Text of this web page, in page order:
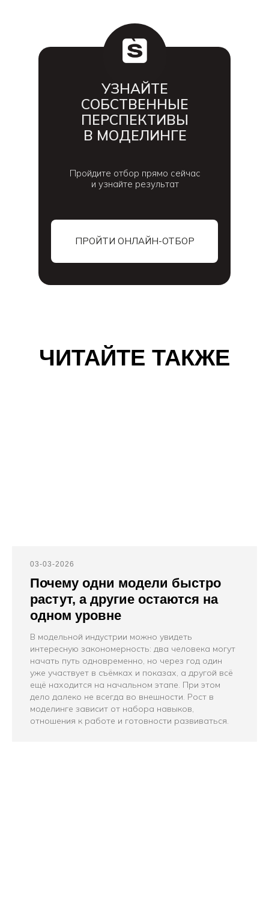
Пройдите отбор прямо сейчас
и узнайте результат
ПРОЙТИ ОНЛАЙН-ОТБОР
УЗНАЙТЕ
СОБСТВЕННЫЕ
ПЕРСПЕКТИВЫ
В МОДЕЛИНГЕ
ЧИТАЙТЕ ТАКЖЕ
03-03-2026
Почему одни модели быстро
растут, а другие остаются на
одном уровне
В модельной индустрии можно увидеть
интересную закономерность: два человека могут
начать путь одновременно, но через год один
уже участвует в съёмках и показах, а другой всё
ещё находится на начальном этапе. При этом
дело далеко не всегда во внешности. Рост в
моделинге зависит от набора навыков,
отношения к работе и готовности развиваться.